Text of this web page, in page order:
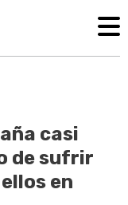
casi
de sufrir
en